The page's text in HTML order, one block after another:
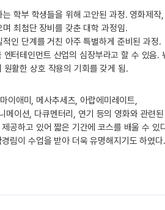
학부 학생들을 위해 고안된 과정. 영화제작
최첨단 장비를 갖춘 대학 과정임.
인 단계를 거친 아주 특별하게 준비된 과정.
터테인먼트 산업의 심장부라고 할 수 있음.
활한 상호 작용의 기회를 갖게 됨.
애미, 메사추세츠, 아랍에미레이트,
이션, 다큐멘터리, 연기 등의 영화와 관련된
공하고 있어 짧은 기간에 코스를 배울 수 있
림이 수업을 받아 더욱 유명해지기도 하였다.